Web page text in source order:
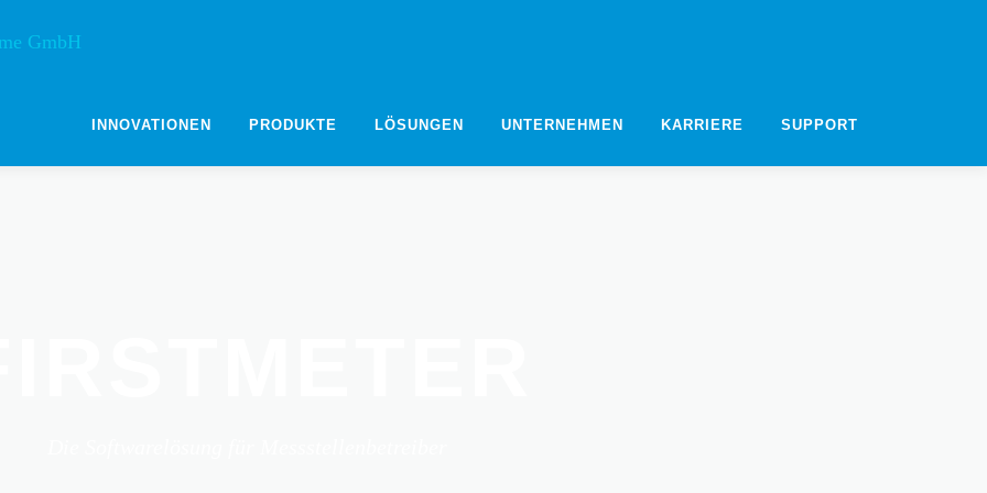
INNOVATIONEN PRODUKTE LÖSUNGEN UNTERNEHMEN KARRIERE SUPPORT